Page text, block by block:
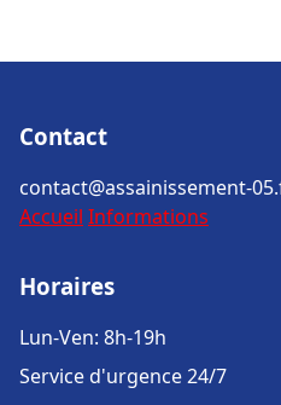
Contact
contact@assainissement-
Accueil Informations
Horaires
Lun-Ven: 8h-19h
Service d'urgence 24/7